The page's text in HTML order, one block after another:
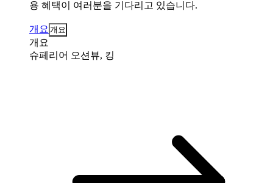
용 혜택이 여러분을 기다리고 있습니다.
개요 개요
개요
슈페리어 오션뷰, 킹